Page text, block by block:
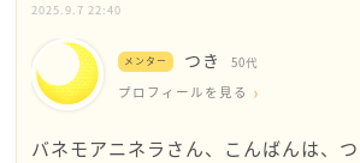
2025.9.7 22:40
メンター つき 50代
プロフィールを見る
バネモアニネラさん、こんばんは、